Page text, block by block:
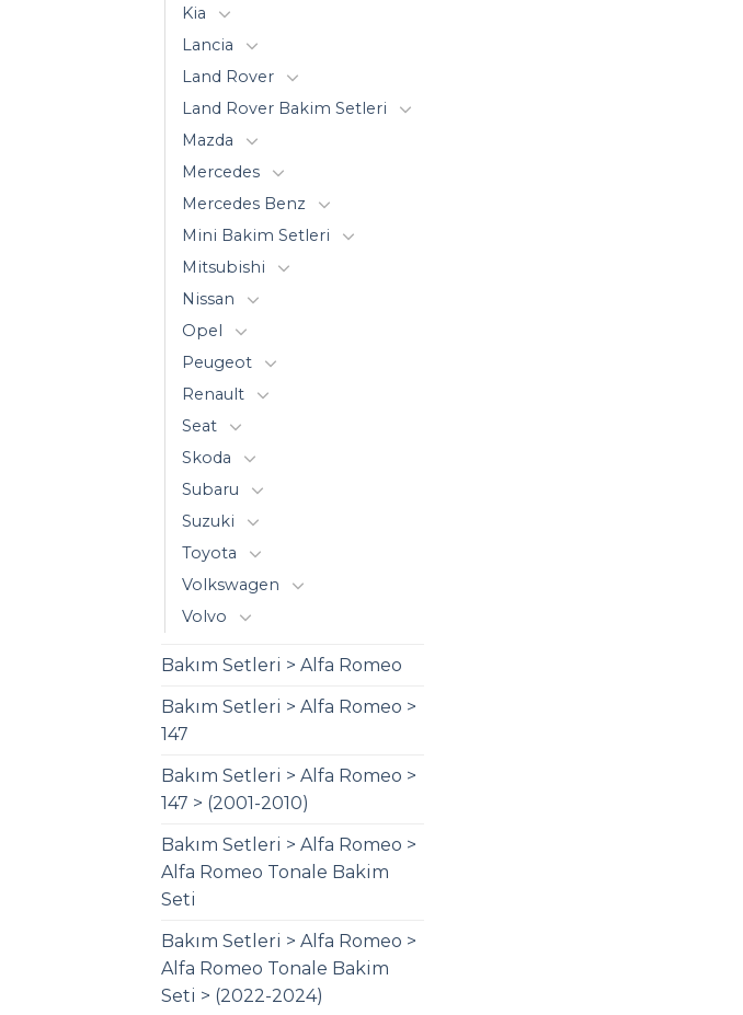
Kia
Lancia
Land Rover
Land Rover Bakim Setleri
Mazda
Mercedes
Mercedes Benz
Mini Bakim Setleri
Mitsubishi
Nissan
Opel
Peugeot
Renault
Seat
Skoda
Subaru
Suzuki
Toyota
Volkswagen
Volvo
Bakım Setleri > Alfa Romeo
Bakım Setleri > Alfa Romeo >
147
Bakım Setleri > Alfa Romeo >
147 > (2001-2010)
Bakım Setleri > Alfa Romeo >
Alfa Romeo Tonale Bakim
Seti
Bakım Setleri > Alfa Romeo >
Alfa Romeo Tonale Bakim
Seti > (2022-2024)